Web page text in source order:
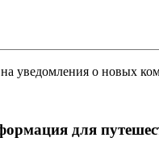
уведомления о новых
для